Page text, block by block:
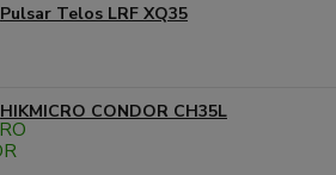
Pulsar Telos LRF XQ35
HIKMICRO CONDOR CH35L